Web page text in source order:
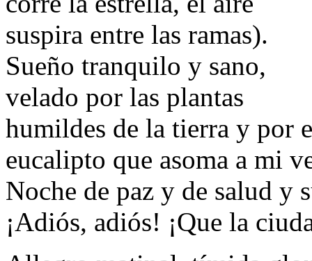
suspira entre las ramas).
Sueño tranquilo y sano,
velado por las plantas
humildes de la tierra y por
eucalipto que asoma a mi
Noche de paz y de salud y
¡Adiós, adiós! ¡Que la